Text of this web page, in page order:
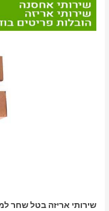
שירותי אריזה בטל שחר